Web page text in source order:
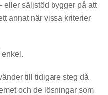
eller säljstöd bygger på att
annat när vissa kriterier
enkel.
till tidigare steg då
och de lösningar som